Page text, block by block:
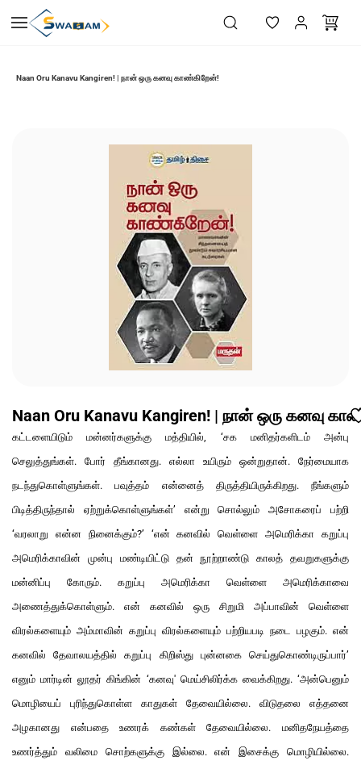
main
Naan Oru Kanavu Kangiren! | நான் ஒரு கனவு காண்கிறேன்!
Naan Oru Kanavu Kangiren! | நான் ஒரு கனவு
கட்டளையிடும் மன்னர்களுக்கு மத்தியில், ‘சக மனிதர்களிடம் அன்பு
செலுத்துங்கள். போர் தீங்கானது. எல்லா உயிரும் ஒன்றுதான். நேர்மையாக
நடந்துகொள்ளுங்கள். பவுத்தம் என்னைத் திருத்தியிருக்கிறது. நீங்களும்
பிடித்திருந்தால் ஏற்றுக்கொள்ளுங்கள்’ என்று சொல்லும் அசோகரைப் பற்றி
‘வரலாறு என்ன நினைக்கும்?’ ‘என் கனவில் வெள்ளை அமெரிக்கா கறுப்பு
அமெரிக்காவின் முன்பு மண்டியிட்டு தன் நூற்றாண்டு காலத் தவறுகளுக்கு
மன்னிப்பு கோரும். கறுப்பு அமெரிக்கா வெள்ளை அமெரிக்காவை
அணைத்துக்கொள்ளும். என் கனவில் ஒரு சிறுமி அப்பாவின் வெள்ளை
விரல்களையும் அம்மாவின் கறுப்பு விரல்களையும் பற்றியபடி நடை பழகும். என்
கனவில் தேவாலயத்தில் கறுப்பு கிறிஸ்து புன்னகை செய்துகொண்டிருப்பார்’
எனும் மார்டின் லூதர் கிங்கின் ‘கனவு' மெய்சிலிர்க்க வைக்கிறது. ‘அன்பெனும்
மொழியைப் புரிந்துகொள்ள காதுகள் தேவையில்லை. விடுதலை எத்தனை
அழகானது என்பதை உணரக் கண்கள் தேவையில்லை. மனிதநேயத்தை
உணர்த்தும் வலிமை சொற்களுக்கு இல்லை. என் இசைக்கு மொழியில்லை.